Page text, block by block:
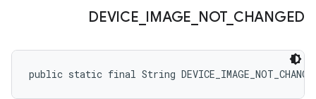
DEVICE IMAGE NOT_ CHANGED
public static final String